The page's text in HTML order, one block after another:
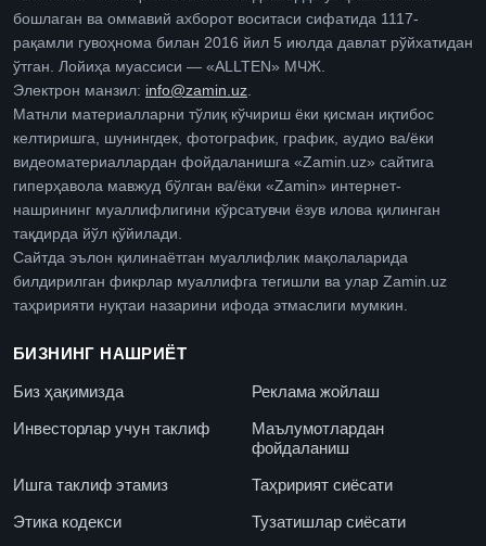
бошлаган ва оммавий ахборот воситаси сифатида 1117-
рақамли гувоҳнома билан 2016 йил 5 июлда давлат рўйхатидан
ўтган. Лойиҳа муассиси — «ALLTEN» МЧЖ.
Электрон манзил: info@zamin.uz
Матнли материалларни тўлиқ кўчириш ёки қисман иқтибос
келтиришга, шунингдек, фотографик, график, аудио ва/ёки
видеоматериаллардан фойдаланишга «Zamin.uz» сайтига
гиперҳавола мавжуд бўлган ва/ёки «Zamin» интернет-
нашрининг муаллифлигини кўрсатувчи ёзув илова қилинган
тақдирда йўл қўйилади.
Сайтда эълон қилинаётган муаллифлик мақолаларида
билдирилган фикрлар муаллифга тегишли ва улар Zamin.uz
таҳририяти нуқтаи назарини ифода этмаслиги мумкин.
БИЗНИНГ НАШРИЁТ
Биз ҳақимизда
Реклама жойлаш
Инвесторлар учун таклиф
Маълумотлардан
фойдаланиш
Ишга таклиф этамиз
Таҳририят сиёсати
Этика кодекси
Тузатишлар сиёсати